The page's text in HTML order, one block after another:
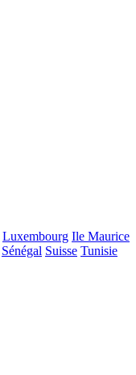
Luxembourg Ile Maurice
Sénégal Suisse Tunisie